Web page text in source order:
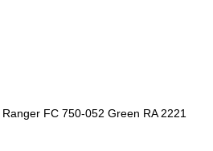
Ranger FC 750-052 Green RA 2221